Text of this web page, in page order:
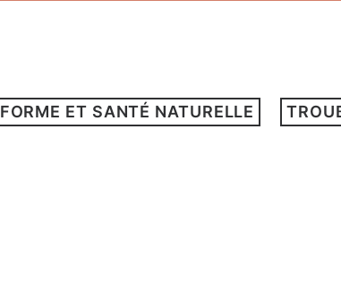
FORME ET SANTÉ NATURELLE